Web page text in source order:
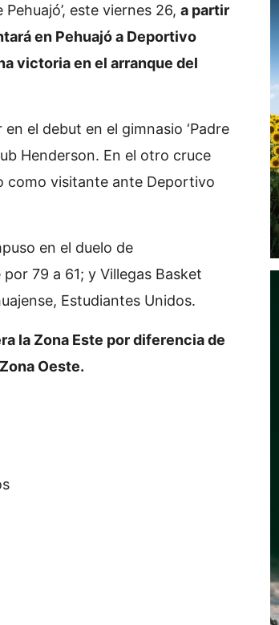
este viernes 26, a partir
en Pehuajó a Deportivo
victoria en el arranque del
el debut en el gimnasio ‘Padre
Henderson. En el otro cruce
como visitante ante Deportivo
en el duelo de
79 a 61; y Villegas Basket
Estudiantes Unidos.
la Zona Este por diferencia de
Oeste.